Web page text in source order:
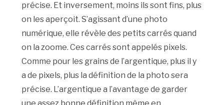
précise. Et inversement, moins ils sont fins, plus
on les aperçoit. S’agissant d’une photo
numérique, elle révèle des petits carrés quand
on la zoome. Ces carrés sont appelés pixels.
Comme pour les grains de l’argentique, plus il y
a de pixels, plus la définition de la photo sera
précise. L’argentique a l’avantage de garder